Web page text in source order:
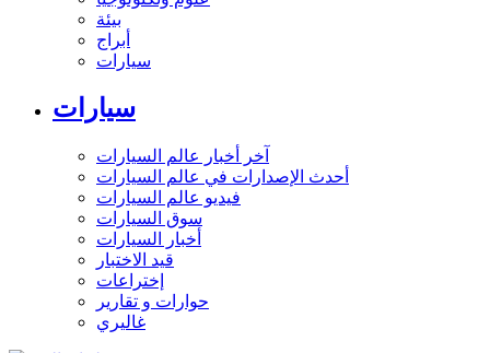
بيئة
أبراج
سيارات
سيارات
آخر أخبار عالم السيارات
أحدث الإصدارات في عالم السيارات
فيديو عالم السيارات
سوق السيارات
أخبار السيارات
قيد الاختبار
إختراعات
حوارات و تقارير
غاليري